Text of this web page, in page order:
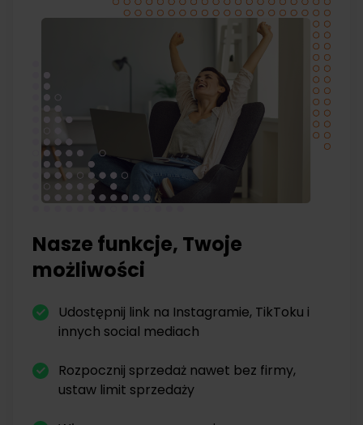
Nasze funkcje, Twoje
możliwości
Udostępnij link na Instagramie, TikToku i
innych social mediach
Rozpocznij sprzedaż nawet bez firmy,
ustaw limit sprzedaży